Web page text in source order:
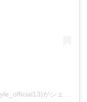
【公式】オリエンタル・スタイル(@style_official13)がシェアした投稿